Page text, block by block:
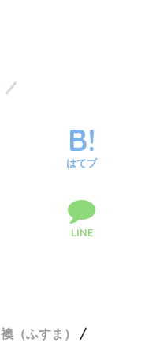
はてブ
LINE
襖（ふすま）